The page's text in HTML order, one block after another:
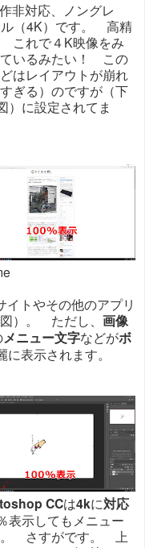
非対応、ノングレ
（4K）です。 高精
これで４K映像をみ
いるみたい！ この
はレイアウトが崩れ
ぎる）のですが（下
）に設定されてま
トやその他のアプリ
）。 ただし、 画像
メニュー文字などがボ
表示されます。
CCは4kに対応
表示してもメニュー
。 さすがです。 上